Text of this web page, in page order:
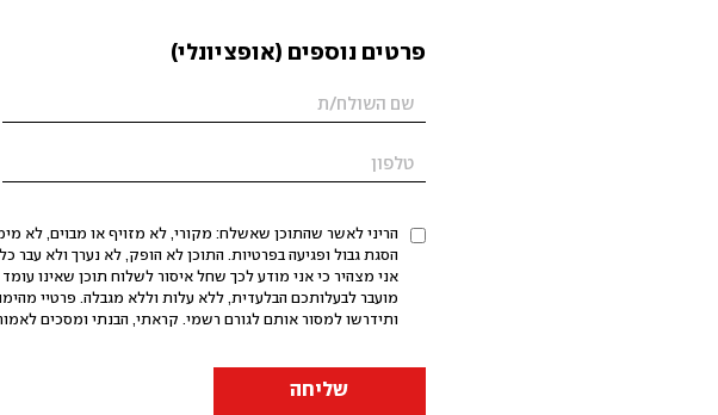
פרטים נוספים (אופציונלי)
הריני לאשר שהתוכן שאשלח: מקורי, לא מזויף או מבוים, לא
אני מצהיר כי אני מודע לכך שחל איסור לשלוח תוכן שאינו
מועבר לבעלותכם הבלעדית, ללא עלות וללא מגבלה. פרטיי
ותידרשו למסור אותם לגורם רשמי. קראתי, הבנתי ומסכים
שליחה